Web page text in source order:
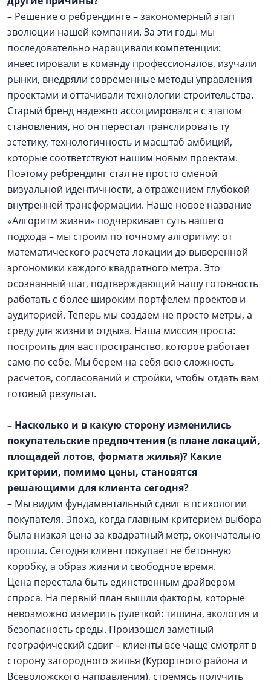
– Решение о ребрендинге – закономерный этап
эволюции нашей компании. За эти годы мы
последовательно наращивали компетенции:
инвестировали в команду профессионалов, изучали
рынки, внедряли современные методы управления
проектами и оттачивали технологии строительства.
Старый бренд надежно ассоциировался с этапом
становления, но он перестал транслировать ту
эстетику, технологичность и масштаб амбиций,
которые соответствуют нашим новым проектам.
Поэтому ребрендинг стал не просто сменой
визуальной идентичности, а отражением глубокой
внутренней трансформации. Наше новое название
«Алгоритм жизни» подчеркивает суть нашего
подхода – мы строим по точному алгоритму: от
математического расчета локации до выверенной
эргономики каждого квадратного метра. Это
осознанный шаг, подтверждающий нашу готовность
работать с более широким портфелем проектов и
аудиторией. Теперь мы создаем не просто метры, а
среду для жизни и отдыха. Наша миссия проста:
построить для вас пространство, которое работает
само по себе. Мы берем на себя всю сложность
расчетов, согласований и стройки, чтобы отдать вам
готовый результат.
– Насколько и в какую сторону изменились
покупательские предпочтения (в плане локаций,
площадей лотов, формата жилья)? Какие
критерии, помимо цены, становятся
решающими для клиента сегодня?
– Мы видим фундаментальный сдвиг в психологии
покупателя. Эпоха, когда главным критерием выбора
была низкая цена за квадратный метр, окончательно
прошла. Сегодня клиент покупает не бетонную
коробку, а образ жизни и свободное время.
Цена перестала быть единственным драйвером
спроса. На первый план вышли факторы, которые
невозможно измерить рулеткой: тишина, экология и
безопасность среды. Произошел заметный
географический сдвиг – клиенты все чаще смотрят в
сторону загородного жилья (Курортного района и
Всеволожского направления), стремясь получить